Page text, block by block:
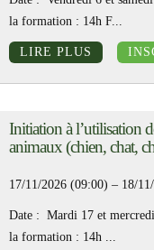
la formation : 14h F...
LIRE PLUS
Initiation à l’utilisation
animaux (chien, chat,
17/11/2026 (09:00) – 18/
Date : Mardi 17 et
la formation : 14h ...